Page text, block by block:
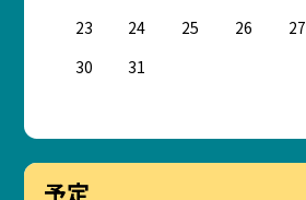
23
24 25 26 27
30
31
予定